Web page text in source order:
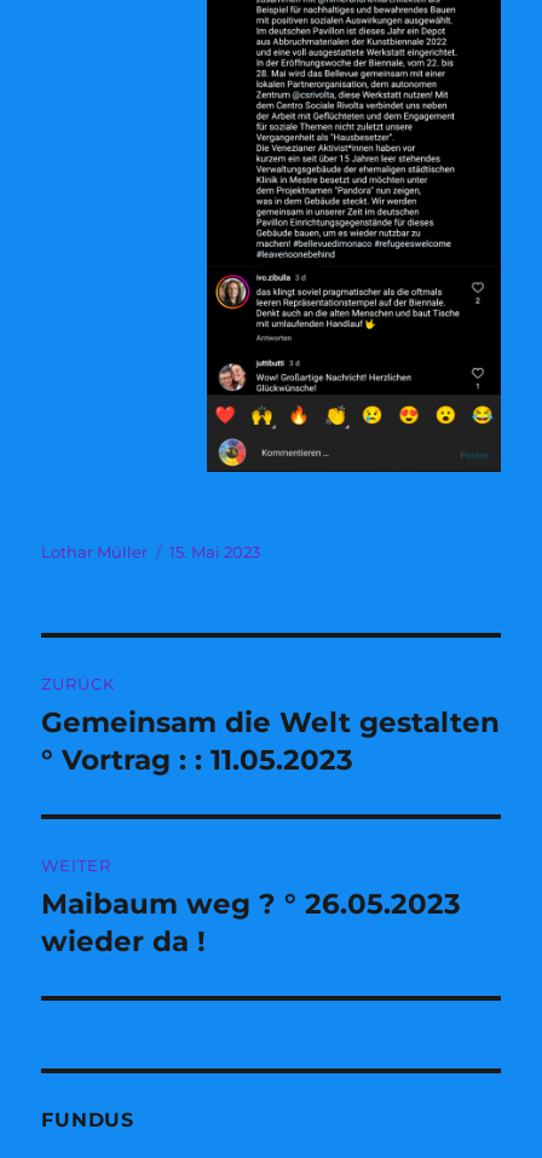
Autor
Lothar Müller
Veröffentlicht
15. Mai 2023
ZURÜCK
Vorheriger
Beitrag:
Gemeinsam die Welt gestalten
° Vortrag : : 11.05.2023
WEITER
Nächster
Beitrag:
Maibaum weg ? ° 26.05.2023
wieder da !
FUNDUS